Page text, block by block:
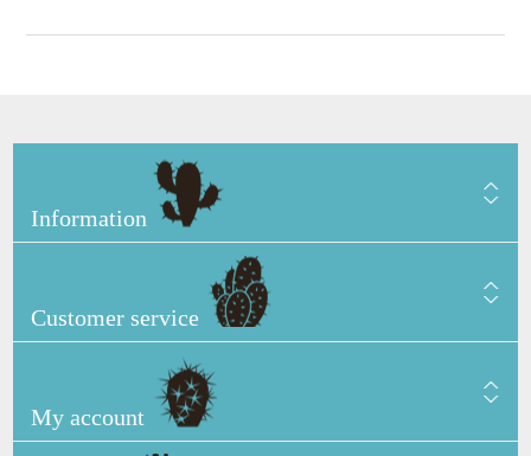
Information
Customer service
My account